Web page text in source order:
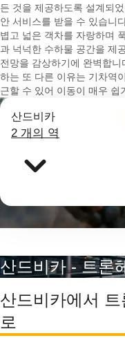
든 것을 제공하도록 설계되
안 서비스를 받을 수 있습니
볍고 넓은 객차를 자랑하며
과 넉넉한 수하물 공간을 제
전망을 감상하기에 완벽합
하는 또 다른 이유는 기차역
근할 수 있어 이동이 매우 쉽
산드비카
2 개의 역
산드비카 - 트론
산드비카에서
로